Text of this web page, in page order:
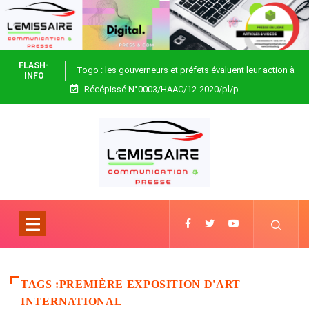
FLASH-
INFO
Togo : les gouverneurs et préfets évaluent leur action à
Blitta
Récépissé N°0003/HAAC/12-2020/pl/p
TAGS :PREMIÈRE EXPOSITION D'ART
INTERNATIONAL